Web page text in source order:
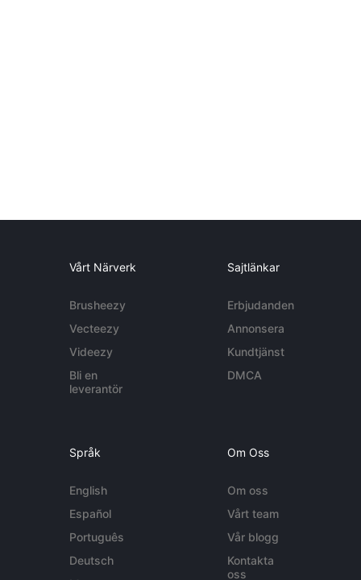
Vårt Närverk
Brusheezy
Vecteezy
Videezy
Bli en
leverantör
Sajtlänkar
Erbjudanden
Annonsera
Kundtjänst
DMCA
Språk
English
Español
Português
Deutsch
Om Oss
Om oss
Vårt team
Vår blogg
Kontakta
oss